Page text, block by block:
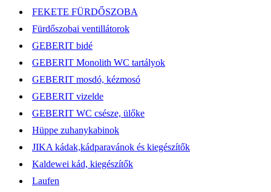
FEKETE FÜRDŐSZOBA
Fürdőszobai ventillátorok
GEBERIT bidé
GEBERIT Monolith WC tartályok
GEBERIT mosdó, kézmosó
GEBERIT vizelde
GEBERIT WC csésze, ülőke
Hüppe zuhanykabinok
JIKA kádak,kádparavánok és kiegészítők
Kaldewei kád, kiegészítők
Laufen